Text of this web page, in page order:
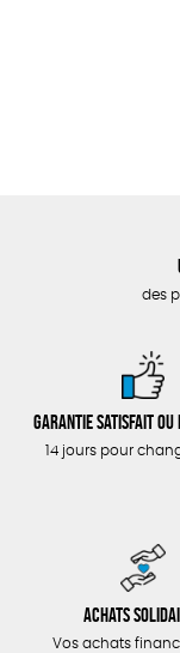
des
Garantie satisfait ou
14 jours pour
Achats
Vos achats